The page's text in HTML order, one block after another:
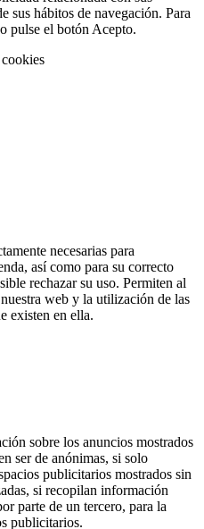
sus hábitos de navegación. Para
pulse el botón Acepto.
necesarias para
así como para su correcto
rechazar su uso. Permiten al
web y la utilización de las
existen en ella.
sobre los anuncios mostrados
ser de anónimas, si solo
publicitarios mostrados sin
si recopilan información
parte de un tercero, para la
publicitarios.